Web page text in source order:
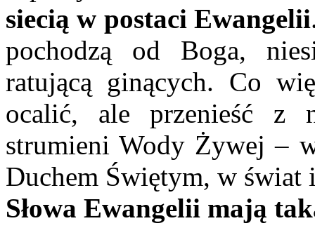
siecią w postaci Ewangelii
pochodzą od Boga,
ratującą ginących. Co
ocalić, ale przenieść z
strumieni Wody Żywej –
Duchem Świętym, w świat
Słowa Ewangelii mają